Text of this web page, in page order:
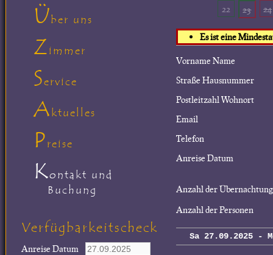
22
23
24
Es ist eine
Vorname Name
Straße Hausnummer
Postleitzahl Wohnort
Email
Telefon
Anreise Datum
Anzahl der
Anzahl der Personen
Sa 27.09.2025 -
Über uns
Zimmer
Service
Aktuelles
Preise
Kontakt und
Buchung
Verfügbarkeitscheck
Anreise Datum